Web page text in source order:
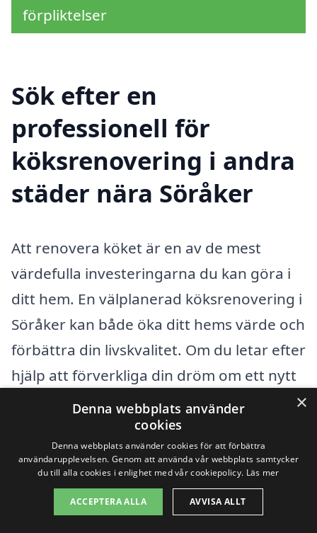
förpliktelser
Sök efter en
professionell för
köksrenovering i andra
städer nära Söråker
Att renovera köket är en av de mest
värdefulla investeringarna du kan göra i
ditt hem. En välplanerad köksrenovering i
Söråker kan både öka ditt hems värde och
förbättra din livskvalitet. Om du letar efter
hjälp att förverkliga din dröm om ett nytt
kök, kan du enkelt hitta professionella
hantverkare i närliggande städer. Genom
vår plattform på köksrenovering-pris.se
kan du snabbt och enkelt få kontakt med
seriösa företag som specialiserar sig inom
×
Denna webbplats använder
cookies
Denna webbplats använder cookies för att förbättra
användarupplevelsen. Genom att använda vår webbplats samtycker
du till alla cookies i enlighet med vår cookiepolicy. Läs mer
ACCEPTERA ALLA AVVISA ALLT